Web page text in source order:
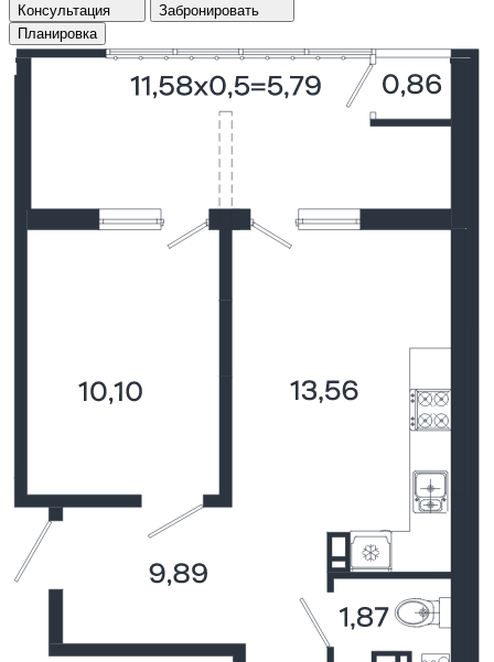
Консультация
Забронировать
Планировка